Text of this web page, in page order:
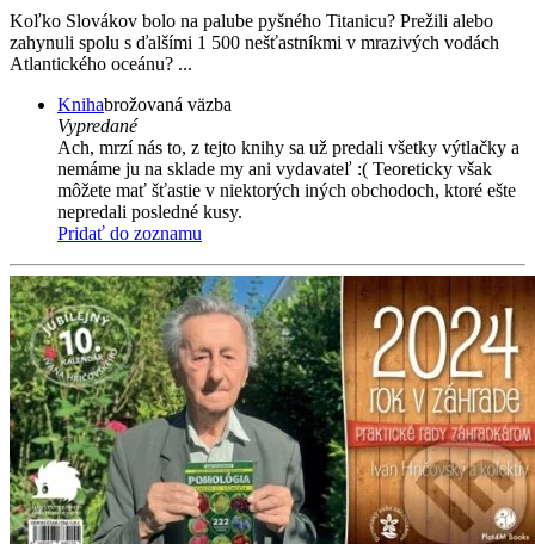
Koľko Slovákov bolo na palube pyšného Titanicu? Prežili alebo
zahynuli spolu s ďalšími 1 500 nešťastníkmi v mrazivých vodách
Atlantického oceánu? ...
Knihabrožovaná väzba
Vypredané
Ach, mrzí nás to, z tejto knihy sa už predali všetky výtlačky a
nemáme ju na sklade my ani vydavateľ :( Teoreticky však
môžete mať šťastie v niektorých iných obchodoch, ktoré ešte
nepredali posledné kusy.
Pridať do zoznamu